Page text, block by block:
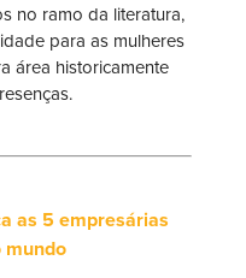
no ramo da literatura,
para as mulheres
área historicamente
as 5 empresárias
mundo